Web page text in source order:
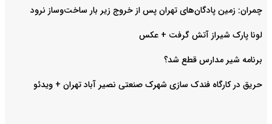
چمران: زمین پادگان‌های تهران پس از خروج زیر بار ساخت‌وساز نرود
لونا پارک شیراز آتش گرفت + عکس
برنامه شیر مدارس قطع شد؟
حریق در کارگاه فندک سازی شهرک صنعتی نصیر آباد تهران + ویدئو